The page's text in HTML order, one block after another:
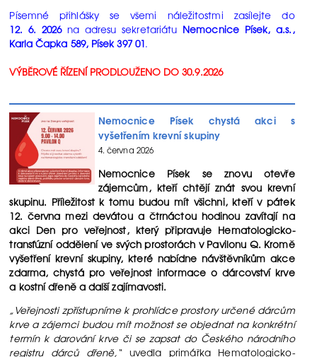
Písemné přihlášky se všemi náležitostmi zasílejte do
12. 6. 2026na adresu sekretariátu Nemocnice Písek, a.s.,
Karla Čapka 589, Písek 397 01.
VÝBĚROVÉ ŘÍZENÍ PRODLOUŽENO DO 30.9.2026
Nemocnice Písek chystá akci s
vyšetřením krevní skupiny
4. června 2026
Nemocnice Písek se znovu otevře
zájemcům, kteří chtějí znát svou krevní
skupinu. Příležitost k tomu budou mít všichni, kteří v pátek
12. června mezi devátou a čtrnáctou hodinou zavítají na
akci Den pro veřejnost, který připravuje Hematologicko-
transfúzní oddělení ve svých prostorách v Pavilonu Q. Kromě
vyšetření krevní skupiny, které nabídne návštěvníkům akce
zdarma, chystá pro veřejnost informace o dárcovství krve
a kostní dřeně a další zajímavosti.
„Veřejnosti zpřístupníme k prohlídce prostory určené dárcům
krve a zájemci budou mít možnost se objednat na konkrétní
termín k darování krve či se zapsat do Českého národního
registru dárců dřeně,“uvedla primářka Hematologicko-